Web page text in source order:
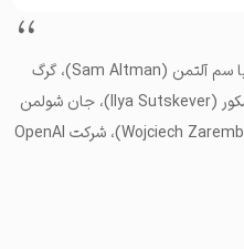
ایلان ماسک در ماه دسامبر سال ۲۰۱۵ با سم آلتمن (Sam Altman)، گرگ
بروکمن (Greg Brockman)، الیا سوتسکور (Ilya Sutskever)، جان شولمن
(John Schulman) و وویچه زارمبا (Wojciech Zaremba)، شرکت OpenAI